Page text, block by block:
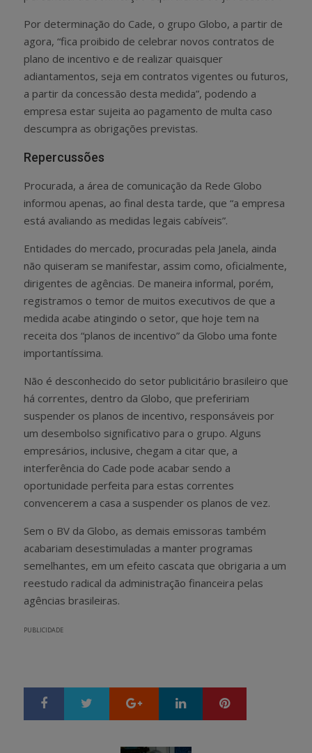
Por determinação do Cade, o grupo Globo, a partir de
agora, “fica proibido de celebrar novos contratos de
plano de incentivo e de realizar quaisquer
adiantamentos, seja em contratos vigentes ou futuros,
a partir da concessão desta medida”, podendo a
empresa estar sujeita ao pagamento de multa caso
descumpra as obrigações previstas.
Repercussões
Procurada, a área de comunicação da Rede Globo
informou apenas, ao final desta tarde, que “a empresa
está avaliando as medidas legais cabíveis”.
Entidades do mercado, procuradas pela Janela, ainda
não quiseram se manifestar, assim como, oficialmente,
dirigentes de agências. De maneira informal, porém,
registramos o temor de muitos executivos de que a
medida acabe atingindo o setor, que hoje tem na
receita dos “planos de incentivo” da Globo uma fonte
importantíssima.
Não é desconhecido do setor publicitário brasileiro que
há correntes, dentro da Globo, que prefeririam
suspender os planos de incentivo, responsáveis por
um desembolso significativo para o grupo. Alguns
empresários, inclusive, chegam a citar que, a
interferência do Cade pode acabar sendo a
oportunidade perfeita para estas correntes
convencerem a casa a suspender os planos de vez.
Sem o BV da Globo, as demais emissoras também
acabariam desestimuladas a manter programas
semelhantes, em um efeito cascata que obrigaria a um
reestudo radical da administração financeira pelas
agências brasileiras.
PUBLICIDADE
Google+ LinkedIn